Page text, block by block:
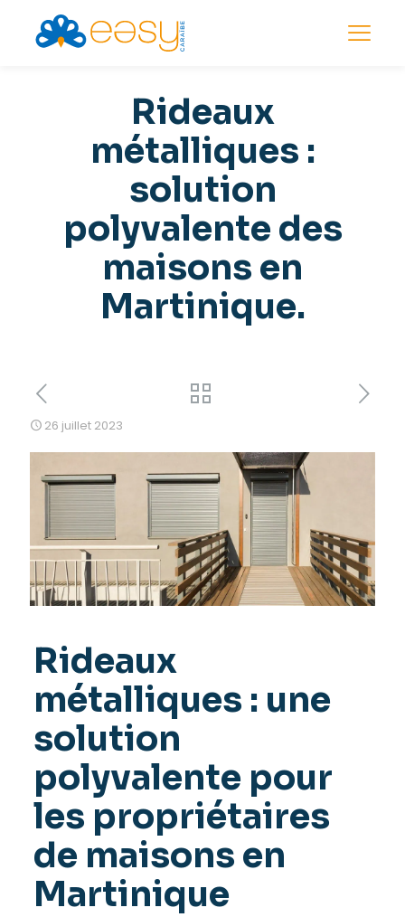
Rideaux
métalliques :
solution
polyvalente des
maisons en
Martinique.
26 juillet 2023
Rideaux
métalliques : une
solution
polyvalente pour
les propriétaires
de maisons en
Martinique